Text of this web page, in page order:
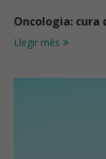
Oncologia: cura
Llegir més